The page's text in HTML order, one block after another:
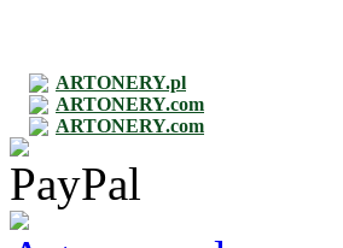
ARTONERY.pl
ARTONERY.com
ARTONERY.com